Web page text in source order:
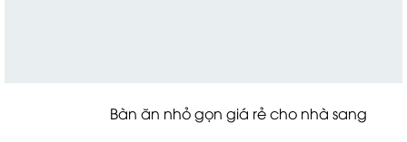
Bàn ăn nhỏ gọn giá rẻ cho nhà sang